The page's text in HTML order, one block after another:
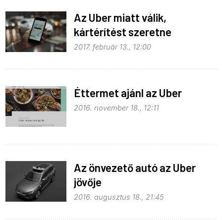
Az Uber miatt válik,
kártérítést szeretne
2017. február 13., 12:00
Éttermet ajánl az Uber
2016. november 18., 12:11
Az önvezető autó az Uber
jövője
2016. augusztus 18., 21:45